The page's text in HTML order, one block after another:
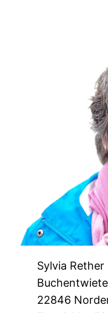
Sylvia Rether
22846